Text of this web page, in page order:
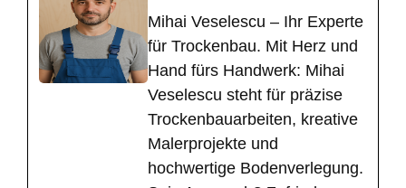
Mihai Veselescu – Ihr Experte
für Trockenbau. Mit Herz und
Hand fürs Handwerk: Mihai
Veselescu steht für präzise
Trockenbauarbeiten, kreative
Malerprojekte und
hochwertige Bodenverlegung.